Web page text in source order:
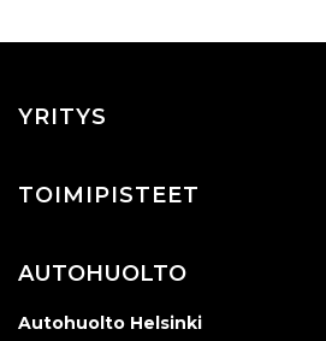
YRITYS
TOIMIPISTEET
AUTOHUOLTO
Autohuolto Helsinki